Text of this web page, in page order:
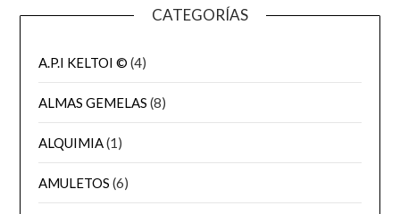
CATEGORÍAS
A.P.I KELTOI © (4)
ALMAS GEMELAS (8)
ALQUIMIA(1)
AMULETOS (6)